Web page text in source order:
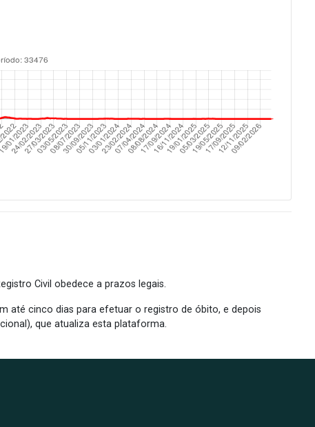
Civil obedece a prazos legais.
até cinco dias para efetuar o registro de óbito, e depois
que atualiza esta plataforma.